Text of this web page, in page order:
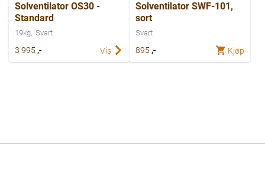
Solventilator OS30 -
Standard
19kg Svart
3 995 ,- Vis
Solventilator SWF-101,
sort
Svart
895 ,- Kjøp